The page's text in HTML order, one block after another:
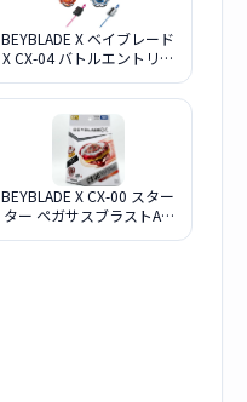
BEYBLADE X ベイブレード
X CX-04 バトルエントリー
BEYBLADE X CX-00 スター
ター ペガサスブラストATr